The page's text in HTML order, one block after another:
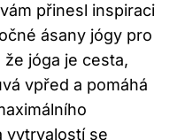
přinesl inspiraci
ásany jógy pro
jóga je cesta,
vpřed a pomáhá
vytrvalostí se